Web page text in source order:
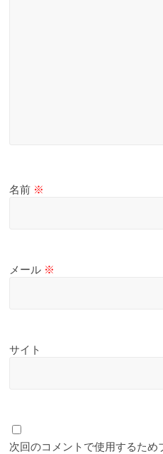
名前 ※
メール ※
サイト
次回のコメントで使用するた